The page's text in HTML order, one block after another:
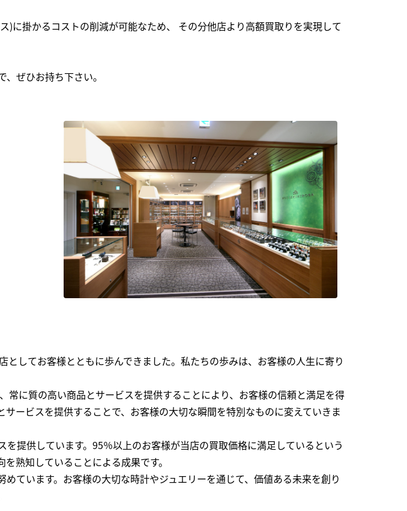
に掛かるコストの削減が可能なため、 その分他店より高額買取りを実現して
、ぜひお持ち下さい｡
してお客様とともに歩んできました。私たちの歩みは、お客様の人生に寄り
に質の高い商品とサービスを提供することにより、お客様の信頼と満足を得
ービスを提供することで、お客様の大切な瞬間を特別なものに変えていきま
提供しています。95％以上のお客様が当店の買取価格に満足しているという
熟知していることによる成果です。
ています。お客様の大切な時計やジュエリーを通じて、価値ある未来を創り